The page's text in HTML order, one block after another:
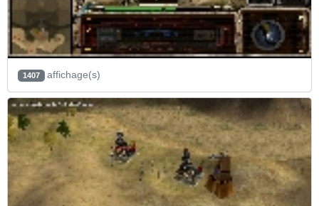
1407 affichage(s)